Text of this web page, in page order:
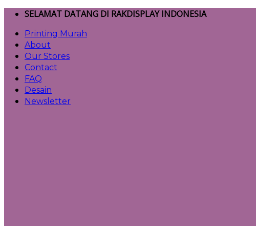
Skip
content
SELAMAT DATANG DI RAKDISPLAY INDONESIA
Printing Murah
About
Our Stores
Contact
FAQ
Desain
Newsletter